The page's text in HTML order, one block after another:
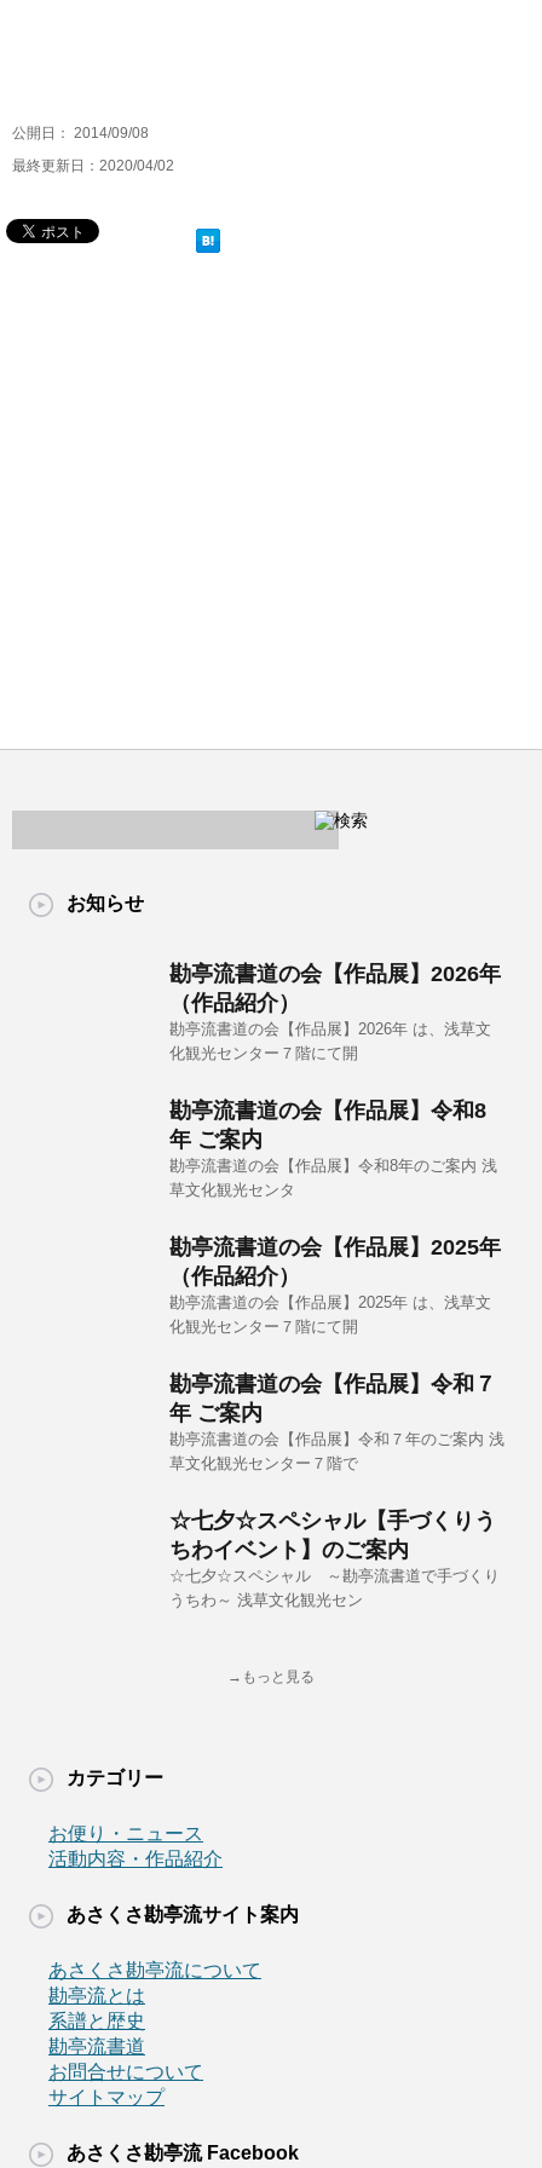
公開日： 2014/09/08
最終更新日：2020/04/02
お知らせ
勘亭流書道の会【作品展】2026年
（作品紹介）
勘亭流書道の会【作品展】2026年 は、浅草文
化観光センター７階にて開
勘亭流書道の会【作品展】令和8
年 ご案内
勘亭流書道の会【作品展】令和8年のご案内 浅
草文化観光センタ
勘亭流書道の会【作品展】2025年
（作品紹介）
勘亭流書道の会【作品展】2025年 は、浅草文
化観光センター７階にて開
勘亭流書道の会【作品展】令和７
年 ご案内
勘亭流書道の会【作品展】令和７年のご案内 浅
草文化観光センター７階で
☆七夕☆スペシャル【手づくりう
ちわイベント】のご案内
☆七夕☆スペシャル ～勘亭流書道で手づくり
うちわ～ 浅草文化観光セン
→もっと見る
カテゴリー
お便り・ニュース
活動内容・作品紹介
あさくさ勘亭流サイト案内
あさくさ勘亭流について
勘亭流とは
系譜と歴史
勘亭流書道
お問合せについて
サイトマップ
あさくさ勘亭流 Facebook